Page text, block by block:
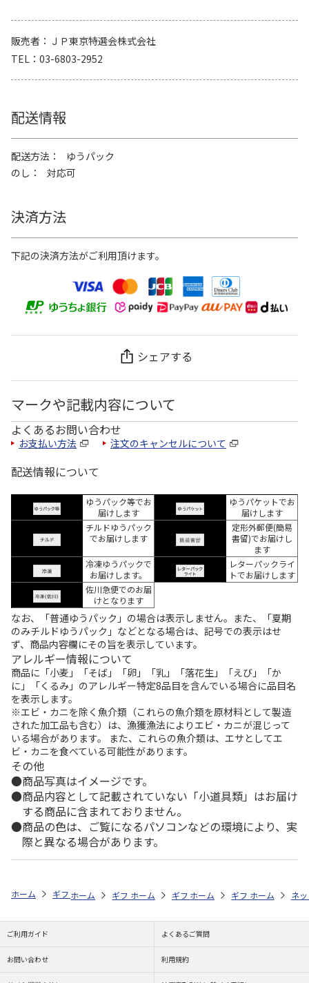
販売者
ＪＰ東京特選会株式会社
TEL
03-6803-2952
配送情報
配送方法
ゆうパック
のし
対応可
決済方法
下記の決済方法がご利用頂けます。
シェアする
マークや記載内容について
よくあるお問い合わせ
お支払い方法 注文のキャンセルについて
配送情報について
ゆうパック等でお
届けします
ゆうパケットでお
届けします
チルドゆうパック
でお届けします
定形外郵便(簡易
書留)でお届けし
ます
冷凍ゆうパックで
お届けします。
レターパックライ
トでお届けします
佐川急便でのお届
けとなります
なお、「普通ゆうパック」の場合は表示しません。また、「夏期
のみチルドゆうパック」などとなる場合は、記号での表示はせ
ず、商品内容欄にその旨を表示しています。
アレルギー情報について
商品に「小麦」「そば」「卵」「乳」「落花生」「えび」「か
に」「くるみ」のアレルギー特定8品目を含んでいる場合に品目名
を表示します。
※エビ・カニを除く魚介類（これらの魚介類を原材料として製造
された加工品も含む）は、漁獲漁法によりエビ・カニが混じって
いる場合があります。 また、これらの魚介類は、エサとしてエ
ビ・カニを食べている可能性があります。
その他
商品写真はイメージです。
商品内容として記載されていない「小道具類」はお届け
する商品に含まれておりません。
商品の色は、ご覧になるパソコンなどの環境により、実
際と異なる場合があります。
ホーム ギフトストア お中元・夏ギフト特集 2026 お菓子・スイーツ
ホーム ギフトストア お中元・夏ギフト特集 2026
ホーム ギフトストア お中元・夏ギフト
ホーム ギフトストア お
ホーム ネ
ご利用ガイド よくあるご質問
お問い合わせ 利用規約